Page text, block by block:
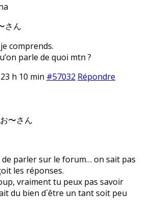
さん
comprends.
parle de quoi mtn ?
h 10 min #57032 Répondre
〜さん
de parler sur le forum… on sait pas
les réponses.
vraiment tu peux pas savoir
du bien d´être un tant soit peu